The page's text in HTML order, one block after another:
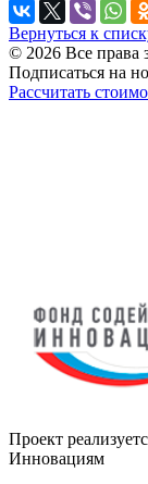
Вернуться к
© 2026 Все права
Подписаться на
Рассчитать
Проект
Инновациям